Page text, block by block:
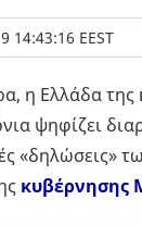
14:43:16 EEST
η Ελλάδα
ψηφίζει
«δηλώσεις»
κυβέρνησης